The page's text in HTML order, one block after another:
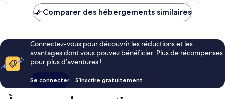
de
Comparer des hébergements similaires
Connectez-vous pour découvrir les réductions et les
avantages dont vous pouvez bénéficier. Plus de récompenses
pour plus d’aventures !
Se connecter S’inscrire gratuitement